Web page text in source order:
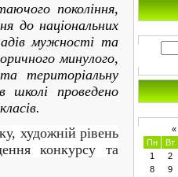
покоління,
до національних
мужності та
минулого,
територіальну
школі проведено
художній рівень
конкурсу та
«
Пн
Вт
1
2
8
9